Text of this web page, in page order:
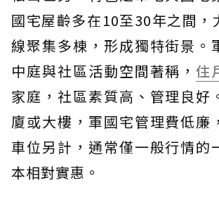
國宅屋齡多在10至30年之間，
線聚集多棟，形成獨特街景。
中庭與社區活動空間著稱，住
家庭，社區素質高、管理良好
廈或大樓，軍國宅管理費低廉
車位另計，通常僅一般行情的
本相對實惠。